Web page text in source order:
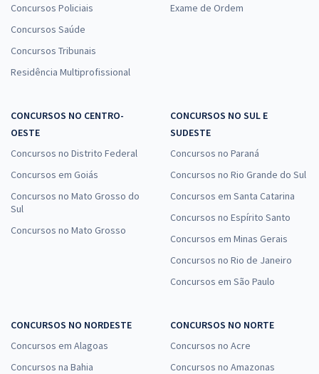
Concursos Policiais
Concursos Saúde
Concursos Tribunais
Residência Multiprofissional
Exame de Ordem
CONCURSOS NO CENTRO-
OESTE
Concursos no Distrito Federal
Concursos em Goiás
Concursos no Mato Grosso do
Sul
Concursos no Mato Grosso
CONCURSOS NO SUL E
SUDESTE
Concursos no Paraná
Concursos no Rio Grande do Sul
Concursos em Santa Catarina
Concursos no Espírito Santo
Concursos em Minas Gerais
Concursos no Rio de Janeiro
Concursos em São Paulo
CONCURSOS NO NORDESTE
Concursos em Alagoas
Concursos na Bahia
CONCURSOS NO NORTE
Concursos no Acre
Concursos no Amazonas